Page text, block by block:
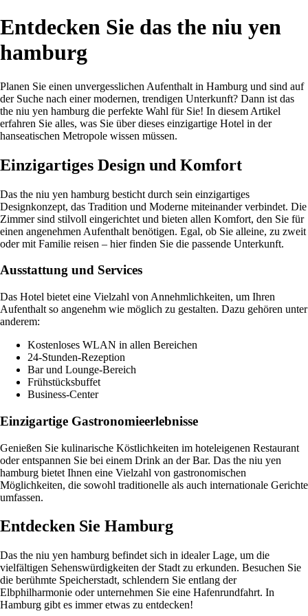
Entdecken Sie das the niu yen
hamburg
Planen Sie einen unvergesslichen Aufenthalt in Hamburg und sind auf
der Suche nach einer modernen, trendigen Unterkunft? Dann ist das
the niu yen hamburg die perfekte Wahl für Sie! In diesem Artikel
erfahren Sie alles, was Sie über dieses einzigartige Hotel in der
hanseatischen Metropole wissen müssen.
Einzigartiges Design und Komfort
Das the niu yen hamburg besticht durch sein einzigartiges
Designkonzept, das Tradition und Moderne miteinander verbindet. Die
Zimmer sind stilvoll eingerichtet und bieten allen Komfort, den Sie für
einen angenehmen Aufenthalt benötigen. Egal, ob Sie alleine, zu zweit
oder mit Familie reisen – hier finden Sie die passende Unterkunft.
Ausstattung und Services
Das Hotel bietet eine Vielzahl von Annehmlichkeiten, um Ihren
Aufenthalt so angenehm wie möglich zu gestalten. Dazu gehören unter
anderem:
Kostenloses WLAN in allen Bereichen
24-Stunden-Rezeption
Bar und Lounge-Bereich
Frühstücksbuffet
Business-Center
Einzigartige Gastronomieerlebnisse
Genießen Sie kulinarische Köstlichkeiten im hoteleigenen Restaurant
oder entspannen Sie bei einem Drink an der Bar. Das the niu yen
hamburg bietet Ihnen eine Vielzahl von gastronomischen
Möglichkeiten, die sowohl traditionelle als auch internationale Gerichte
umfassen.
Entdecken Sie Hamburg
Das the niu yen hamburg befindet sich in idealer Lage, um die
vielfältigen Sehenswürdigkeiten der Stadt zu erkunden. Besuchen Sie
die berühmte Speicherstadt, schlendern Sie entlang der
Elbphilharmonie oder unternehmen Sie eine Hafenrundfahrt. In
Hamburg gibt es immer etwas zu entdecken!